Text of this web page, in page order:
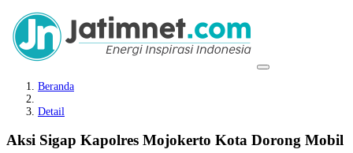
Beranda
Detail
Aksi Sigap Kapolres Mojokerto Kota Dorong Mobil